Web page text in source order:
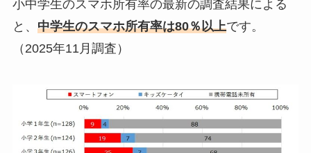
小中学生のスマホ所有率の最新の調査結果による
と、 中学生のスマホ所有率は80％以上です。
（2025年11月調査）